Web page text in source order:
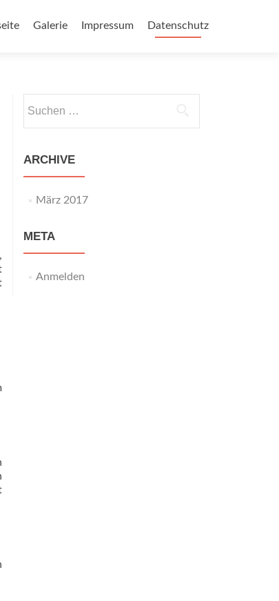
Galerie Impressum Datenschutz
nach:
ARCHIVE
März 2017
META
Anmelden